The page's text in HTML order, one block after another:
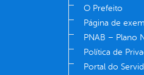
O Prefeito
Página de
PNAB – Plano
Política de
Portal do